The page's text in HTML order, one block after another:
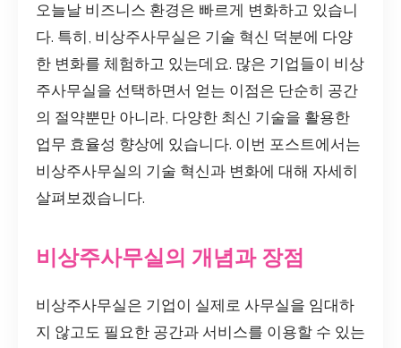
오늘날 비즈니스 환경은 빠르게 변화하고 있습니
다. 특히, 비상주사무실은 기술 혁신 덕분에 다양
한 변화를 체험하고 있는데요. 많은 기업들이 비상
주사무실을 선택하면서 얻는 이점은 단순히 공간
의 절약뿐만 아니라, 다양한 최신 기술을 활용한
업무 효율성 향상에 있습니다. 이번 포스트에서는
비상주사무실의 기술 혁신과 변화에 대해 자세히
살펴보겠습니다.
비상주사무실의 개념과 장점
비상주사무실은 기업이 실제로 사무실을 임대하
지 않고도 필요한 공간과 서비스를 이용할 수 있는